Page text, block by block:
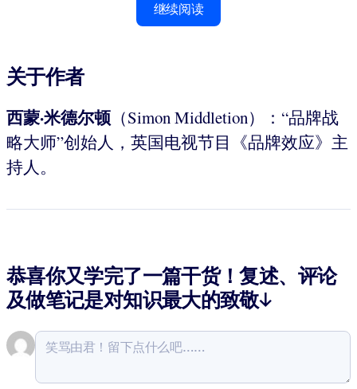
继续阅读
关于作者
西蒙·米德尔顿 （Simon Middletion）：“品牌战
略大师”创始人，英国电视节目《品牌效应》主
持人。
恭喜你又学完了一篇干货！复述、评论
及做笔记是对知识最大的致敬↓